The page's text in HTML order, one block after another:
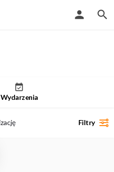
Wydarzenia
Filtry